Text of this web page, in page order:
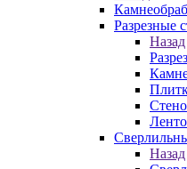
Разрезные
Назад
Назад